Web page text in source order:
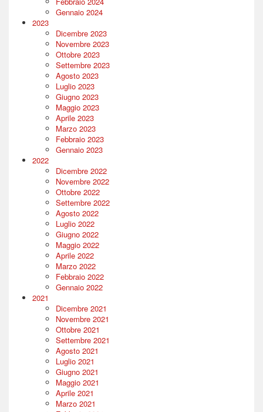
Gennaio 2024
2023
Dicembre 2023
Novembre 2023
Ottobre 2023
Settembre 2023
Agosto 2023
Luglio 2023
Giugno 2023
Maggio 2023
Aprile 2023
Marzo 2023
Febbraio 2023
Gennaio 2023
2022
Dicembre 2022
Novembre 2022
Ottobre 2022
Settembre 2022
Agosto 2022
Luglio 2022
Giugno 2022
Maggio 2022
Aprile 2022
Marzo 2022
Febbraio 2022
Gennaio 2022
2021
Dicembre 2021
Novembre 2021
Ottobre 2021
Settembre 2021
Agosto 2021
Luglio 2021
Giugno 2021
Maggio 2021
Aprile 2021
Marzo 2021